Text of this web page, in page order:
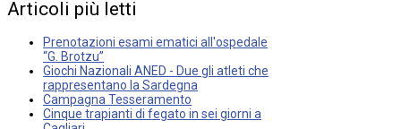
Articoli più letti
Prenotazioni esami ematici all'ospedale
“G. Brotzu”
Giochi Nazionali ANED - Due gli atleti che
rappresentano la Sardegna
Campagna Tesseramento
Cinque trapianti di fegato in sei giorni a